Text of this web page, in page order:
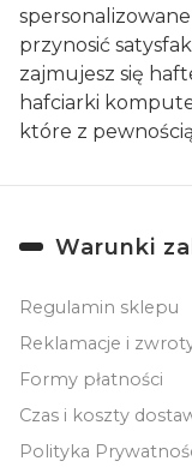
przynosić
zajmujesz się
hafciarki
które z
Linki w
Warunki
Regulamin sklepu
Reklamacje i
Formy płatności
Czas i koszty
Polityka